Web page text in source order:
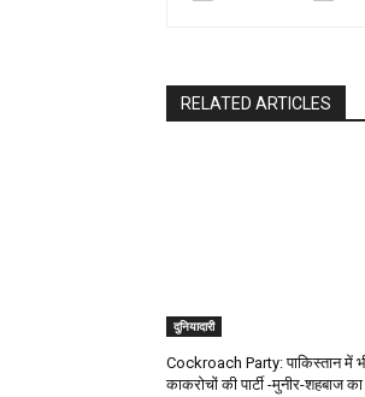
RELATED ARTICLES
दुनियादारी
Cockroach Party: पाकिस्तान में
काकरोचों की पार्टी -मुनीर-शहबाज